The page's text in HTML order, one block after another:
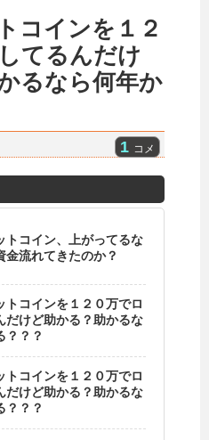
コインを１２
てるんだけ
るなら何年か
1 コメ
トコイン、上がってるな
金流れてきたのか？
トコインを１２０万でロ
だけど助かる？助かるな
？？？
トコインを１２０万でロ
だけど助かる？助かるな
？？？